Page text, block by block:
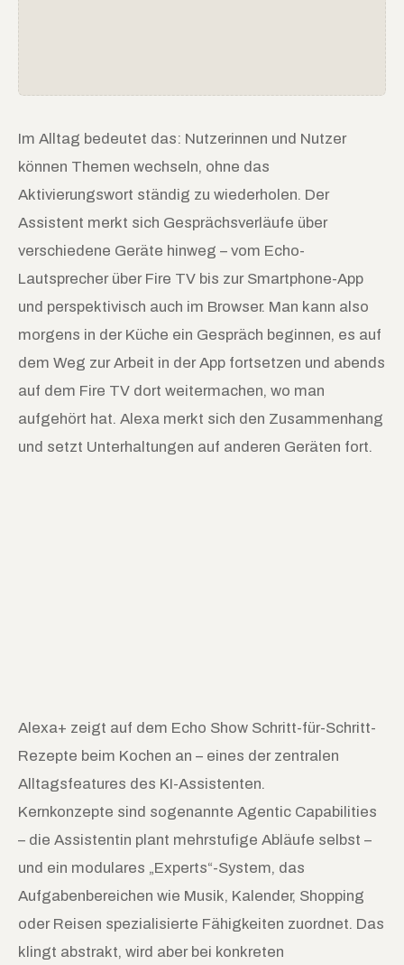
Im Alltag bedeutet das: Nutzerinnen und Nutzer
können Themen wechseln, ohne das
Aktivierungswort ständig zu wiederholen. Der
Assistent merkt sich Gesprächsverläufe über
verschiedene Geräte hinweg – vom Echo-
Lautsprecher über Fire TV bis zur Smartphone-App
und perspektivisch auch im Browser. Man kann also
morgens in der Küche ein Gespräch beginnen, es auf
dem Weg zur Arbeit in der App fortsetzen und abends
auf dem Fire TV dort weitermachen, wo man
aufgehört hat. Alexa merkt sich den Zusammenhang
und setzt Unterhaltungen auf anderen Geräten fort.
Alexa+ zeigt auf dem Echo Show Schritt-für-Schritt-
Rezepte beim Kochen an – eines der zentralen
Alltagsfeatures des KI-Assistenten.
Kernkonzepte sind sogenannte Agentic Capabilities
– die Assistentin plant mehrstufige Abläufe selbst –
und ein modulares „Experts“-System, das
Aufgabenbereichen wie Musik, Kalender, Shopping
oder Reisen spezialisierte Fähigkeiten zuordnet. Das
klingt abstrakt, wird aber bei konkreten